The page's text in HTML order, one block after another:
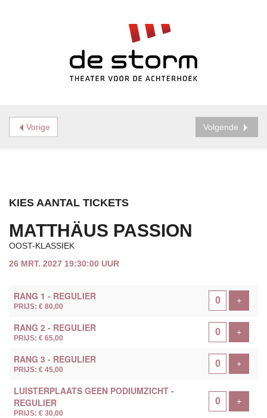
Vorige Volgende
KIES AANTAL TICKETS
MATTHÄUS PASSION
OOST-KLASSIEK
26 MRT. 2027 19:30:00 UUR
TICKETS
RANG 1 - REGULIER
PRIJS: € 80,00
+Voeg
RANG 2 - REGULIER
PRIJS: € 65,00
+Voeg
RANG 3 - REGULIER
PRIJS: € 45,00
+Voeg
LUISTERPLAATS GEEN PODIUMZICHT -
REGULIER
PRIJS: € 30,00
+Voeg